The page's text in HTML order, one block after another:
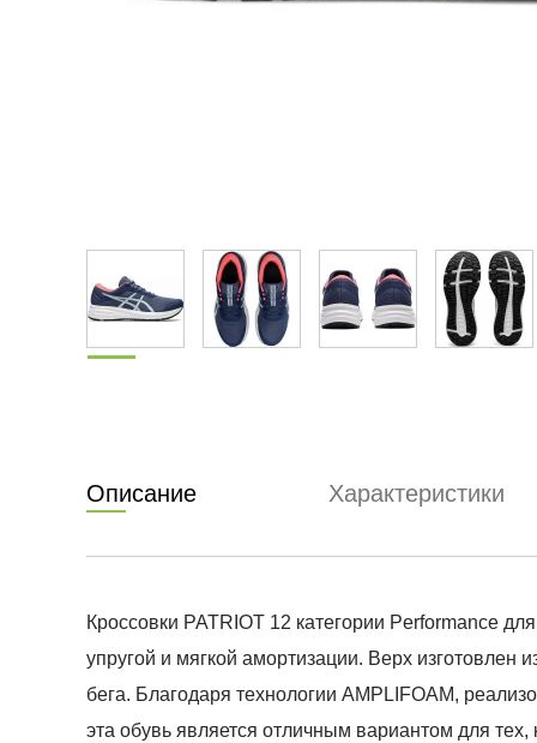
Описание Характеристики
Кроссовки PATRIOT 12 категории Performance
упругой и мягкой амортизации. Верх изготовлен
бега. Благодаря технологии AMPLIFOAM,
эта обувь является отличным вариантом для